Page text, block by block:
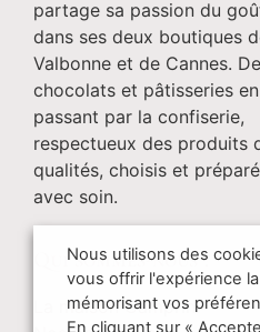
partage sa passion du
dans ses deux boutiques
Valbonne et de Cannes.
chocolats et pâtisseries en
passant par la confiserie,
respectueux des produits
qualités, choisis et
avec soin.
Qui sommes-nous ?
La maison Camprini
Nous utilisons des
vous offrir l'expérience
mémorisant vos
En cliquant sur «